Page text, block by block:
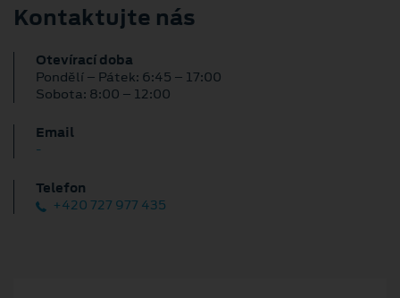
Kontaktujte nás
Otevírací doba
Pondělí – Pátek: 6:45 – 17:00
Sobota: 8:00 – 12:00
Email
-
Telefon
+420 727 977 435